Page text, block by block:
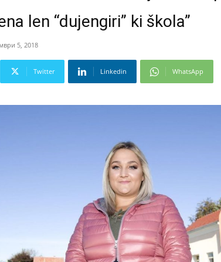
len “dujengiri” ki škola”
5, 2018
Twitter Linkedin WhatsApp